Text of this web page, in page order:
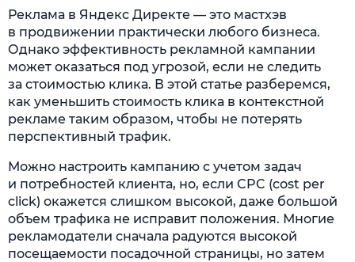
Реклама в Яндекс Директе — это мастхэв
в продвижении практически любого бизнеса.
Однако эффективность рекламной кампании
может оказаться под угрозой, если не следить
за стоимостью клика. В этой статье разберемся,
как уменьшить стоимость клика в контекстной
рекламе таким образом, чтобы не потерять
перспективный трафик.
Можно настроить кампанию с учетом задач
и потребностей клиента, но, если CPC (cost per
click) окажется слишком высокой, даже большой
объем трафика не исправит положения. Многие
рекламодатели сначала радуются высокой
посещаемости посадочной страницы, но затем
Аудит конкурентов: шпионим за другими
Когда пора подключать профессионалов?
Чек-лист «как уменьшить CPC» для
Снижение стоимости клика: выводы
и рекомендации